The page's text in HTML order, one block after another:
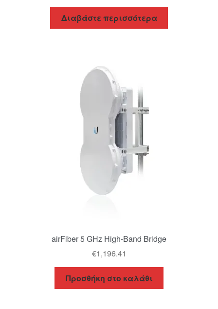
Διαβάστε περισσότερα
airFiber 5 GHz High-Band Bridge
€1,196.41
Προσθήκη στο καλάθι